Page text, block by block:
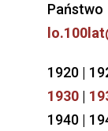
1920 |
1930 |
1940 |